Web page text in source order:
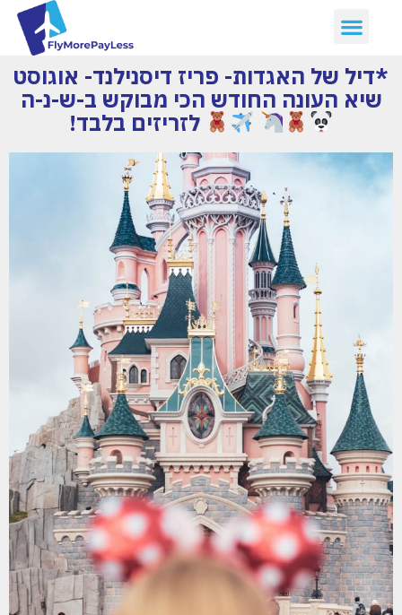
*דיל של האגדות- פריז דיסנילנד- אוגוסט
שיא העונה החודש הכי מבוקש ב-ש-נ-ה
לזריזים בלבד!